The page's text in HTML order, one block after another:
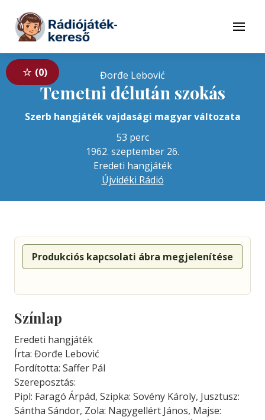
Tovább a tartalomhoz
Menü
0 Đorđe Lebović
Temetni délután szokás
Szerb hangjáték vajdasági magyar változata
53 perc
1962. szeptember 26.
Eredeti hangjáték
Újvidéki Rádió
Produkciós kapcsolati ábra megjelenítése
Színlap
Eredeti hangjáték
Írta: Đorđe Lebović
Fordította: Saffer Pál
Szereposztás:
Pipl: Faragó Árpád, Szipka: Sovény Károly, Jusztusz:
Sántha Sándor, Zola: Nagygellért János, Majse: